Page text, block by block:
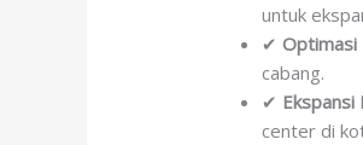
untuk
✔Optimasi
cabang.
✔ Ekspansi
center di